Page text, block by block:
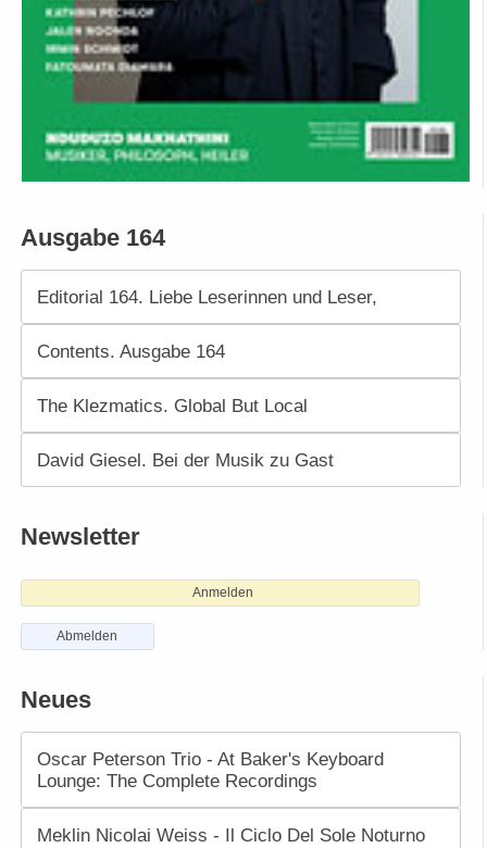
Ausgabe 164
Editorial 164. Liebe Leserinnen und Leser,
Contents. Ausgabe 164
The Klezmatics. Global But Local
David Giesel. Bei der Musik zu Gast
Newsletter
Anmelden
Abmelden
Neues
Oscar Peterson Trio - At Baker's Keyboard
Lounge: The Complete Recordings
Meklin Nicolai Weiss - Il Ciclo Del Sole Noturno